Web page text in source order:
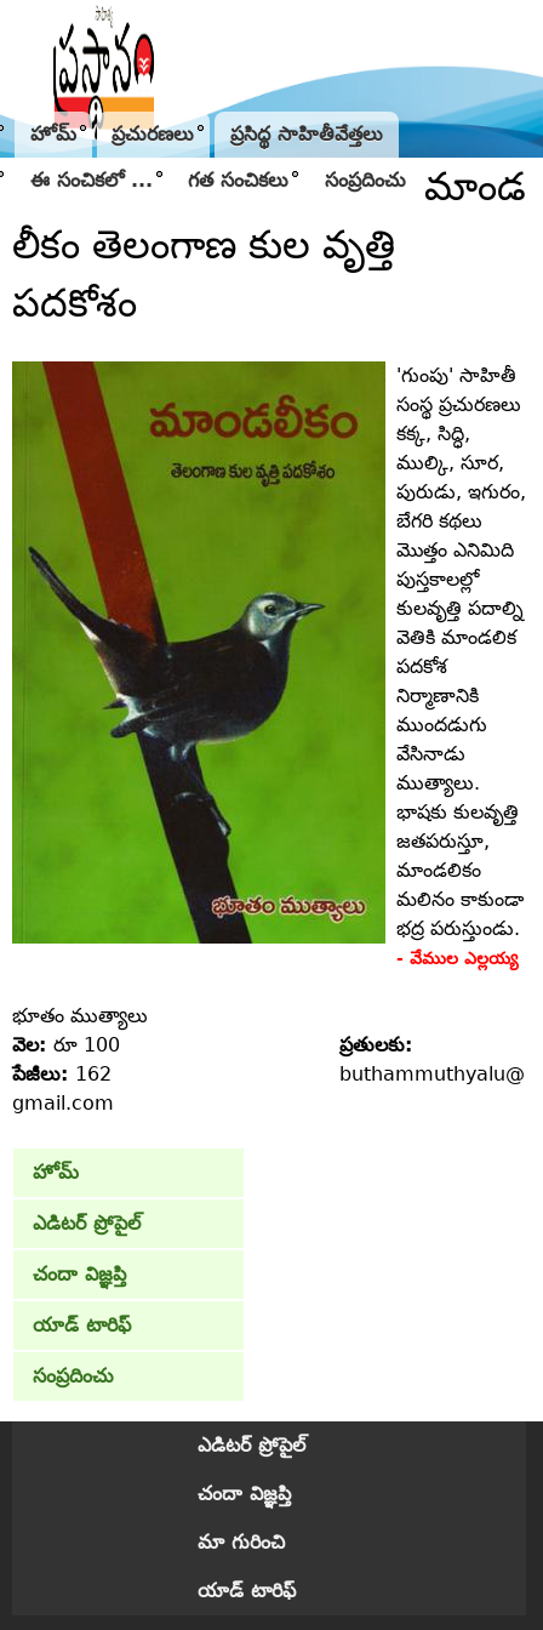
హోమ్ ప్రచురణలు ప్రసిద్థ సాహితీవేత్తలు
ఈ సంచికలో ... గత సంచికలు సంప్రదించు
మాండ
లీకం తెలంగాణ కుల వృత్తి
పదకోశం
'గుంపు' సాహితీ
సంస్థ ప్రచురణలు
కక్క, సిద్ధి,
ముల్కి, సూర,
పురుడు, ఇగురం,
బేగరి కథలు
మొత్తం ఎనిమిది
పుస్తకాలల్లో
కులవృత్తి పదాల్ని
వెతికి మాండలిక
పదకోశ
నిర్మాణానికి
ముందడుగు
వేసినాడు
ముత్యాలు.
భాషకు కులవృత్తి
జతపరుస్తూ,
మాండలికం
మలినం కాకుండా
భద్ర పరుస్తుండు.
- వేముల ఎల్లయ్య
భూతం ముత్యాలు
వెల: రూ 100
పేజీలు: 162
ప్రతులకు:
buthammuthyalu@
gmail.com
హోమ్
ఎడిటర్ ప్రోపైల్
చందా విజ్ఞప్తి
యాడ్ టారిఫ్
సంప్రదించు
ఎడిటర్ ప్రోపైల్
చందా విజ్ఞప్తి
మా గురించి
యాడ్ టారిఫ్